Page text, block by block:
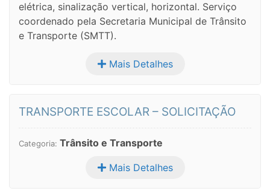
elétrica, sinalização vertical, horizontal. Serviço
coordenado pela Secretaria Municipal de Trânsito
e Transporte (SMTT).
Mais Detalhes
TRANSPORTE ESCOLAR – SOLICITAÇÃO
Categoria: Trânsito e Transporte
Mais Detalhes